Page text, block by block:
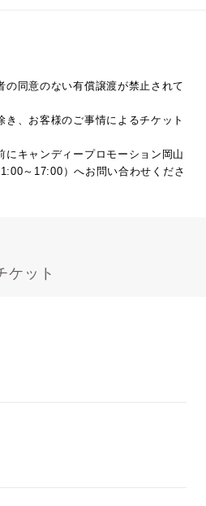
同意のない有償譲渡が禁止されて
、お客様のご事情によるチケット
キャンディープロモーション岡山
～17:00）へお問い合わせくださ
ケット